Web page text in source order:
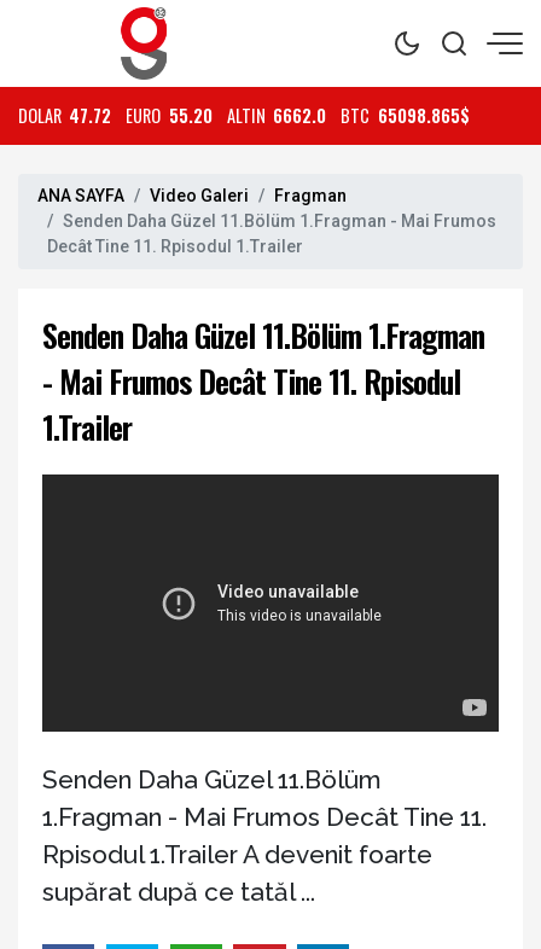
DOLAR 47.72 EURO 55.20 ALTIN 6662.0 BTC 65098.865$
ANA SAYFA Video Galeri
Fragman
Senden Daha Güzel 11.Bölüm 1.Fragman - Mai Frumos
Decât Tine 11. Rpisodul 1.Trailer
Senden Daha Güzel 11.Bölüm 1.Fragman
- Mai Frumos Decât Tine 11. Rpisodul
1.Trailer
Senden Daha Güzel 11.Bölüm
1.Fragman - Mai Frumos Decât Tine 11.
Rpisodul 1.Trailer A devenit foarte
supărat după ce tatăl ...